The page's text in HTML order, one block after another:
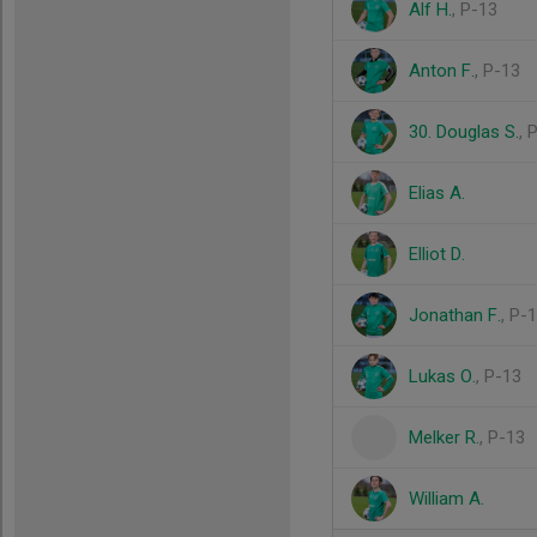
Alf H., P-13
Anton F., P-13
30. Douglas S.,
Elias A.
Elliot D.
Jonathan F., P-
Lukas O., P-13
Melker R., P-13
William A.